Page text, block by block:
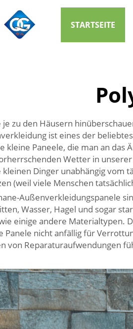
STARTSEITE
je zu den Häusern
ist eines der
kleine Paneele, die man an das
Wetter in
kleinen Dinger unabhängig vom
(weil viele Menschen
Außenverkleidungspanele
Wasser, Hagel und sogar
einige andere Materialtypen.
Panele nicht anfällig für
von Reparaturaufwendungen